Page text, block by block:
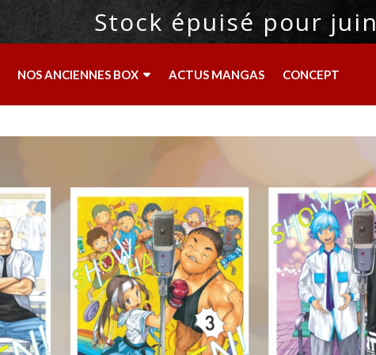
Stock épuisé pour juin
NOS ANCIENNES BOX ACTUS MANGAS CONCEPT